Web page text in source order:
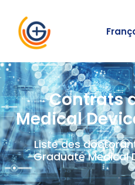
Contrats
Medical
Liste des
Graduate Medical